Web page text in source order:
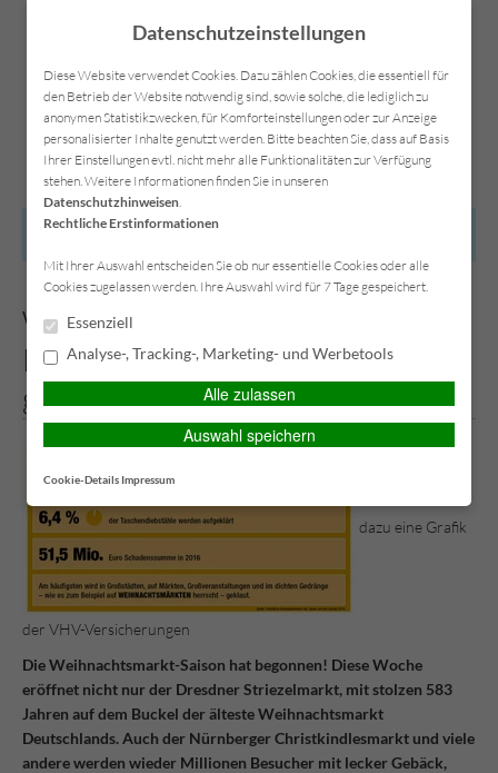
Kontakt Anfahrt Datenschutz Impressum
HAUPTMENÜ
Weihnachtsmärkte – Wenn der
Nikolaus in die Westentasche
greift
dazu eine Grafik
der VHV-Versicherungen
Die Weihnachtsmarkt-Saison hat begonnen! Diese Woche
eröffnet nicht nur der Dresdner Striezelmarkt, mit stolzen 583
Jahren auf dem Buckel der älteste Weihnachtsmarkt
Deutschlands. Auch der Nürnberger Christkindlesmarkt und viele
andere werden wieder Millionen Besucher mit lecker Gebäck,
Datenschutzeinstellungen
Diese Website verwendet Cookies. Dazu zählen Cookies, die essentiell für
den Betrieb der Website notwendig sind, sowie solche, die lediglich zu
anonymen Statistikzwecken, für Komforteinstellungen oder zur Anzeige
personalisierter Inhalte genutzt werden. Bitte beachten Sie, dass auf Basis
Ihrer Einstellungen evtl. nicht mehr alle Funktionalitäten zur Verfügung
stehen. Weitere Informationen finden Sie in unseren
Datenschutzhinweisen.
Rechtliche Erstinformationen
Mit Ihrer Auswahl entscheiden Sie ob nur essentielle Cookies oder alle
Cookies zugelassen werden. Ihre Auswahl wird für 7 Tage gespeichert.
Essenziell
Analyse-, Tracking-, Marketing- und Werbetools
Alle zulassen
Auswahl speichern
Cookie-Details Impressum